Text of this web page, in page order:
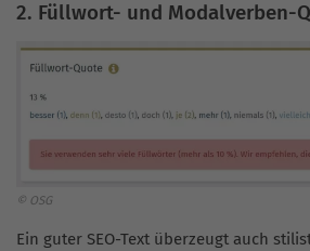
2. Füllwort- und Modalverben-
© OSG
Ein guter SEO-Text überzeugt auch